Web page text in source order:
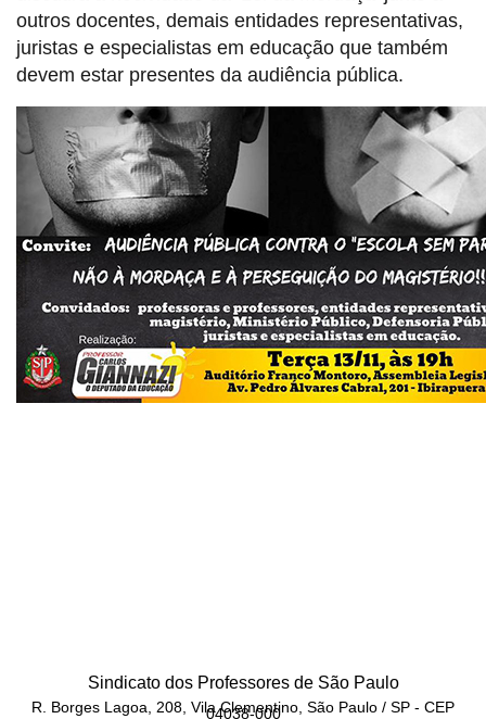
outros docentes, demais entidades representativas,
juristas e especialistas em educação que também
devem estar presentes da audiência pública.
Sindicato dos Professores de São Paulo
R. Borges Lagoa, 208, Vila Clementino, São Paulo / SP - CEP
04038-000